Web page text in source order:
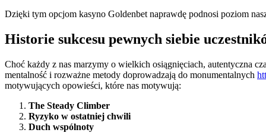
Dzięki tym opcjom kasyno Goldenbet naprawdę podnosi poziom
Historie sukcesu pewnych siebie
Choć każdy z nas marzymy o wielkich osiągnięciach, autentyczna
mentalność i rozważne metody doprowadzają do monumentalnych
motywujących opowieści, które nas motywują:
The Steady Climber
Ryzyko w ostatniej chwili
Duch wspólnoty